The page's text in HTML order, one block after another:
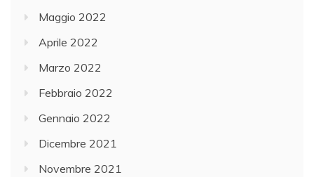
Maggio 2022
Aprile 2022
Marzo 2022
Febbraio 2022
Gennaio 2022
Dicembre 2021
Novembre 2021